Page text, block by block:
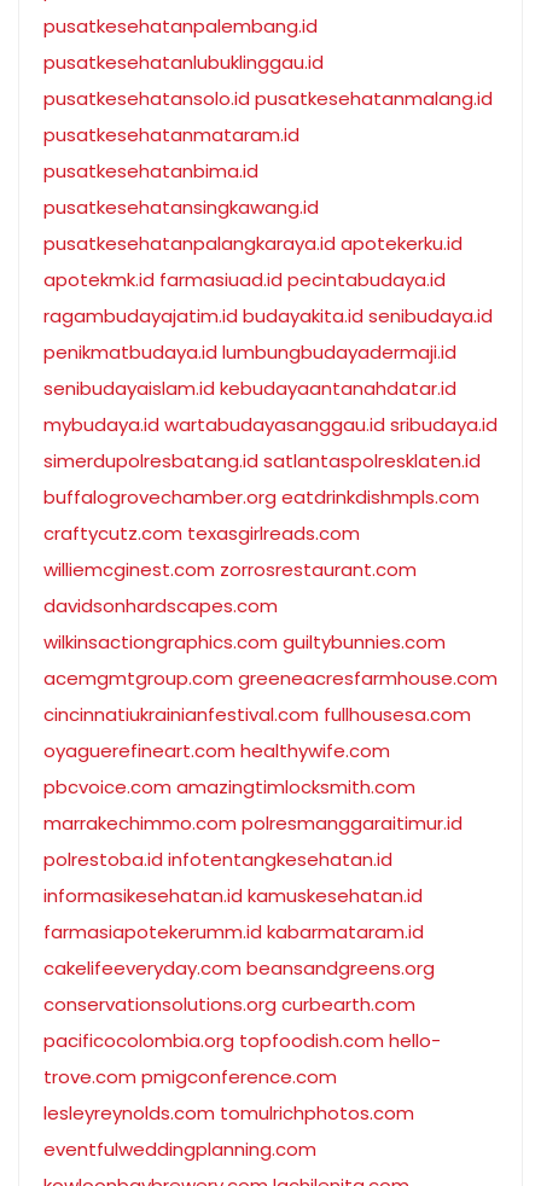
pusatkesehatanpalembang.id
pusatkesehatanlubuklinggau.id
pusatkesehatansolo.id pusatkesehatanmalang.id
pusatkesehatanmataram.id
pusatkesehatanbima.id
pusatkesehatansingkawang.id
pusatkesehatanpalangkaraya.id apotekerku.id
apotekmk.id farmasiuad.id pecintabudaya.id
ragambudayajatim.id budayakita.id senibudaya.id
penikmatbudaya.id lumbungbudayadermaji.id
senibudayaislam.id kebudayaantanahdatar.id
mybudaya.id wartabudayasanggau.id sribudaya.id
simerdupolresbatang.id satlantaspolresklaten.id
buffalogrovechamber.org eatdrinkdishmpls.com
craftycutz.com texasgirlreads.com
williemcginest.com zorrosrestaurant.com
davidsonhardscapes.com
wilkinsactiongraphics.com guiltybunnies.com
acemgmtgroup.com greeneacresfarmhouse.com
cincinnatiukrainianfestival.com fullhousesa.com
oyaguerefineart.com healthywife.com
pbcvoice.com amazingtimlocksmith.com
marrakechimmo.com polresmanggaraitimur.id
polrestoba.id infotentangkesehatan.id
informasikesehatan.id kamuskesehatan.id
farmasiapotekerumm.id kabarmataram.id
cakelifeeveryday.com beansandgreens.org
conservationsolutions.org curbearth.com
pacificocolombia.org topfoodish.com hello-
trove.com pmigconference.com
lesleyreynolds.com tomulrichphotos.com
eventfulweddingplanning.com